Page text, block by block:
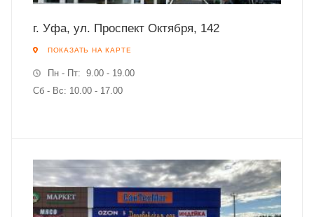
г. Уфа, ул. Проспект Октября, 142
ПОКАЗАТЬ НА КАРТЕ
Пн - Пт: 9.00 - 19.00
Сб - Вс: 10.00 - 17.00